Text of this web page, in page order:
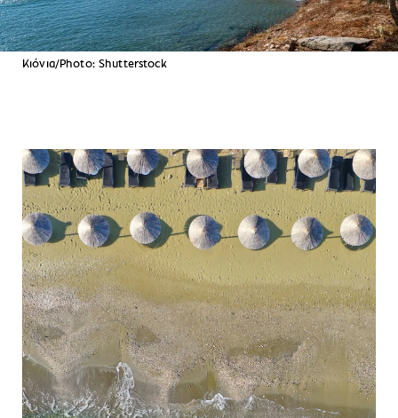
Κιόνια/Photo: Shutterstock